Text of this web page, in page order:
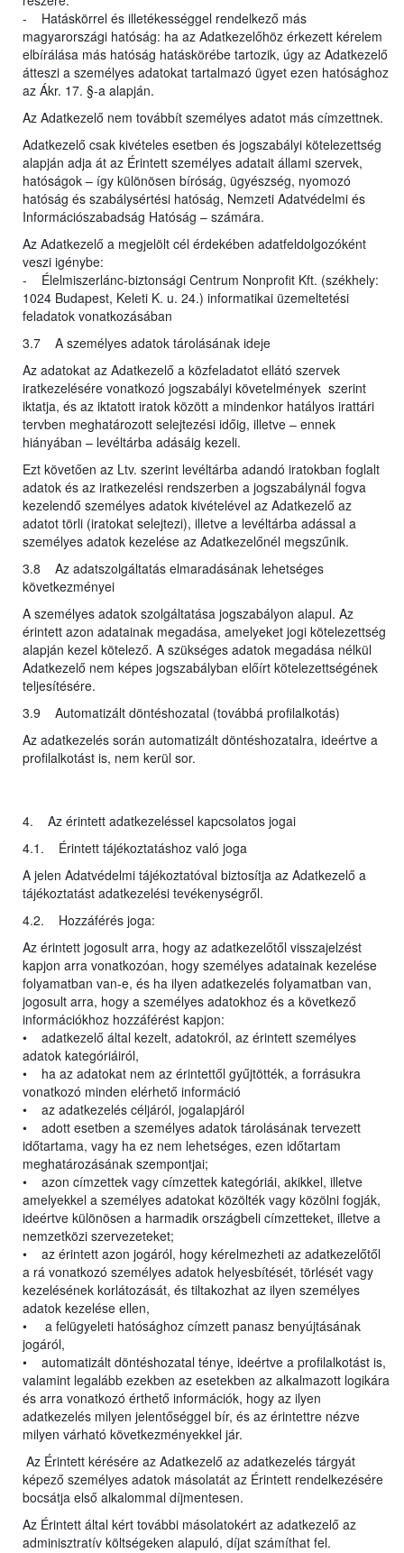
- Hatáskörrel és illetékességgel rendelkező más
magyarországi hatóság: ha az Adatkezelőhöz érkezett kérelem
elbírálása más hatóság hatáskörébe tartozik, úgy az Adatkezelő
átteszi a személyes adatokat tartalmazó ügyet ezen hatósághoz
az Ákr. 17. §-a alapján.
Az Adatkezelő nem továbbít személyes adatot más címzettnek.
Adatkezelő csak kivételes esetben és jogszabályi kötelezettség
alapján adja át az Érintett személyes adatait állami szervek,
hatóságok – így különösen bíróság, ügyészség, nyomozó
hatóság és szabálysértési hatóság, Nemzeti Adatvédelmi és
Információszabadság Hatóság – számára.
Az Adatkezelő a megjelölt cél érdekében adatfeldolgozóként
veszi igénybe:
- Élelmiszerlánc-biztonsági Centrum Nonprofit Kft. (székhely:
1024 Budapest, Keleti K. u. 24.) informatikai üzemeltetési
feladatok vonatkozásában
3.7 A személyes adatok tárolásának ideje
Az adatokat az Adatkezelő a közfeladatot ellátó szervek
iratkezelésére vonatkozó jogszabályi követelmények szerint
iktatja, és az iktatott iratok között a mindenkor hatályos irattári
tervben meghatározott selejtezési időig, illetve – ennek
hiányában – levéltárba adásáig kezeli.
Ezt követően az Ltv. szerint levéltárba adandó iratokban foglalt
adatok és az iratkezelési rendszerben a jogszabálynál fogva
kezelendő személyes adatok kivételével az Adatkezelő az
adatot törli (iratokat selejtezi), illetve a levéltárba adással a
személyes adatok kezelése az Adatkezelőnél megszűnik.
3.8 Az adatszolgáltatás elmaradásának lehetséges
következményei
A személyes adatok szolgáltatása jogszabályon alapul. Az
érintett azon adatainak megadása, amelyeket jogi kötelezettség
alapján kezel kötelező. A szükséges adatok megadása nélkül
Adatkezelő nem képes jogszabályban előírt kötelezettségének
teljesítésére.
3.9 Automatizált döntéshozatal (továbbá profilalkotás)
Az adatkezelés során automatizált döntéshozatalra, ideértve a
profilalkotást is, nem kerül sor.
4. Az érintett adatkezeléssel kapcsolatos jogai
4.1. Érintett tájékoztatáshoz való joga
A jelen Adatvédelmi tájékoztatóval biztosítja az Adatkezelő a
tájékoztatást adatkezelési tevékenységről.
4.2. Hozzáférés joga:
Az érintett jogosult arra, hogy az adatkezelőtől visszajelzést
kapjon arra vonatkozóan, hogy személyes adatainak kezelése
folyamatban van-e, és ha ilyen adatkezelés folyamatban van,
jogosult arra, hogy a személyes adatokhoz és a következő
információkhoz hozzáférést kapjon:
• adatkezelő által kezelt, adatokról, az érintett személyes
adatok kategóriáiról,
• ha az adatokat nem az érintettől gyűjtötték, a forrásukra
vonatkozó minden elérhető információ
• az adatkezelés céljáról, jogalapjáról
• adott esetben a személyes adatok tárolásának tervezett
időtartama, vagy ha ez nem lehetséges, ezen időtartam
meghatározásának szempontjai;
• azon címzettek vagy címzettek kategóriái, akikkel, illetve
amelyekkel a személyes adatokat közölték vagy közölni fogják,
ideértve különösen a harmadik országbeli címzetteket, illetve a
nemzetközi szervezeteket;
• az érintett azon jogáról, hogy kérelmezheti az adatkezelőtől
a rá vonatkozó személyes adatok helyesbítését, törlését vagy
kezelésének korlátozását, és tiltakozhat az ilyen személyes
adatok kezelése ellen,
• a felügyeleti hatósághoz címzett panasz benyújtásának
jogáról,
• automatizált döntéshozatal ténye, ideértve a profilalkotást is,
valamint legalább ezekben az esetekben az alkalmazott logikára
és arra vonatkozó érthető információk, hogy az ilyen
adatkezelés milyen jelentőséggel bír, és az érintettre nézve
milyen várható következményekkel jár.
Az Érintett kérésére az Adatkezelő az adatkezelés tárgyát
képező személyes adatok másolatát az Érintett rendelkezésére
bocsátja első alkalommal díjmentesen.
Az Érintett által kért további másolatokért az adatkezelő az
adminisztratív költségeken alapuló, díjat számíthat fel.